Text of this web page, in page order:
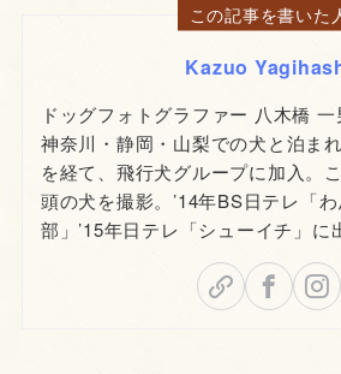
この記事を書いた
Kazuo
ドッグフォトグラファー 八木橋
神奈川・静岡・山梨での犬と泊ま
を経て、飛行犬グループに加入。
頭の犬を撮影。’14年BS日テレ「
部」’15年日テレ「シューイチ」に